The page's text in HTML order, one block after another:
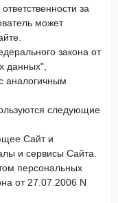
за
может
закона от
данных",
аналогичным
следующие
Сайт и
и сервисы Сайта.
персональных
от 27.07.2006 N